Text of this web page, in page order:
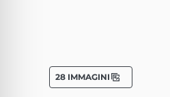
28 IMMAGINI